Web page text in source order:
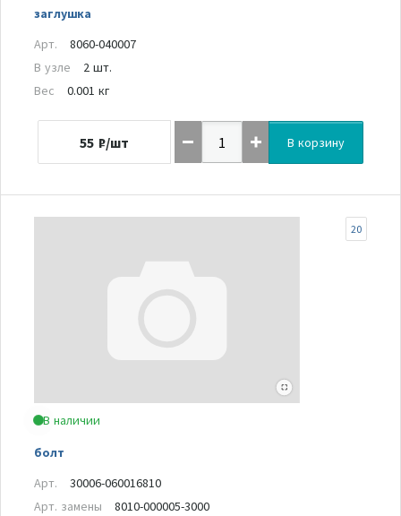
заглушка
Арт.
8060-040007
В узле
2 шт.
Вес
0.001 кг
55 ₽/шт В корзину
В наличии
болт
20
Арт.
30006-060016810
Арт. замены
8010-000005-3000